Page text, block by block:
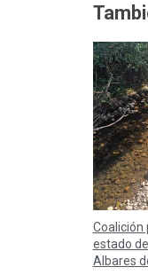
Coalición
estado
Albares